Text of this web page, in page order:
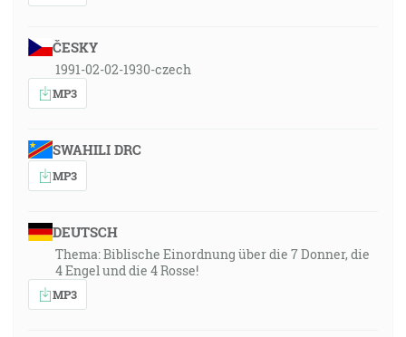
ČESKY
1991-02-02-1930-czech
MP3
SWAHILI DRC
MP3
DEUTSCH
Thema: Biblische Einordnung über die 7 Donner, die
4 Engel und die 4 Rosse!
MP3